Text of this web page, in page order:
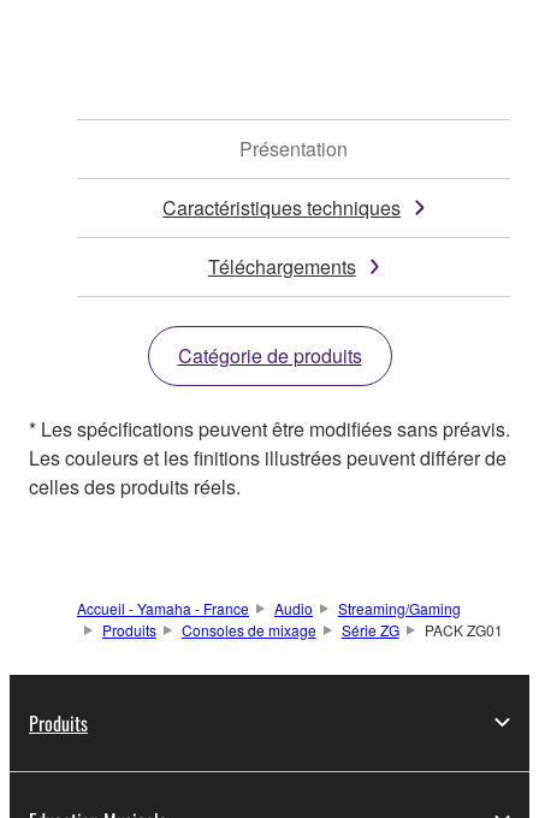
Présentation
Caractéristiques techniques
Téléchargements
Catégorie de produits
* Les spécifications peuvent être modifiées sans préavis.
Les couleurs et les finitions illustrées peuvent différer de
celles des produits réels.
Accueil - Yamaha - France Audio
Streaming/Gaming
Produits
Consoles de mixage Série ZG PACK ZG01
Produits